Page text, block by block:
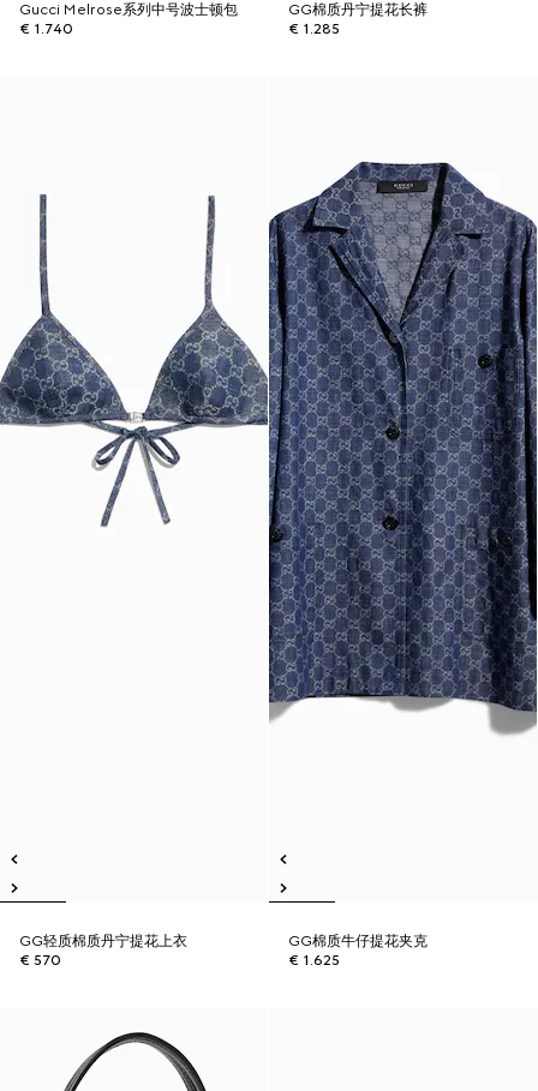
Gucci Melrose系列中号波士顿包
€ 1.740
GG棉质丹宁提花长裤
€ 1.285
GG轻质棉质丹宁提花上衣
€ 570
GG棉质牛仔提花夹克
€ 1.625